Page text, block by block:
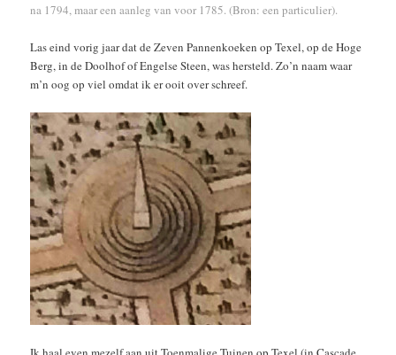
na 1794, maar een aanleg van voor 1785. (Bron: een particulier).
Las eind vorig jaar dat de Zeven Pannenkoeken op Texel, op de Hoge
Berg, in de Doolhof of Engelse Steen, was hersteld. Zo’n naam waar
m’n oog op viel omdat ik er ooit over schreef.